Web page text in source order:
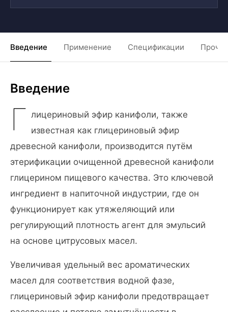
Введение Применение Спецификации
Введение
Г лицериновый эфир канифоли, также
известная как глицериновый эфир
древесной канифоли, производится путём
этерификации очищенной древесной канифоли
глицерином пищевого качества. Это ключевой
ингредиент в напиточной индустрии, где он
функционирует как утяжеляющий или
регулирующий плотность агент для эмульсий
на основе цитрусовых масел.
Увеличивая удельный вес ароматических
масел для соответствия водной фазе,
глицериновый эфир канифоли предотвращает